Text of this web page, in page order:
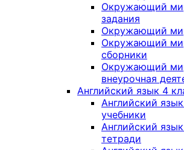
Окружающий
задания
Окружающий
Окружающий
сборники
Окружающий
внеурочная
Английский язык 4
Английский
учебники
Английский
тетради